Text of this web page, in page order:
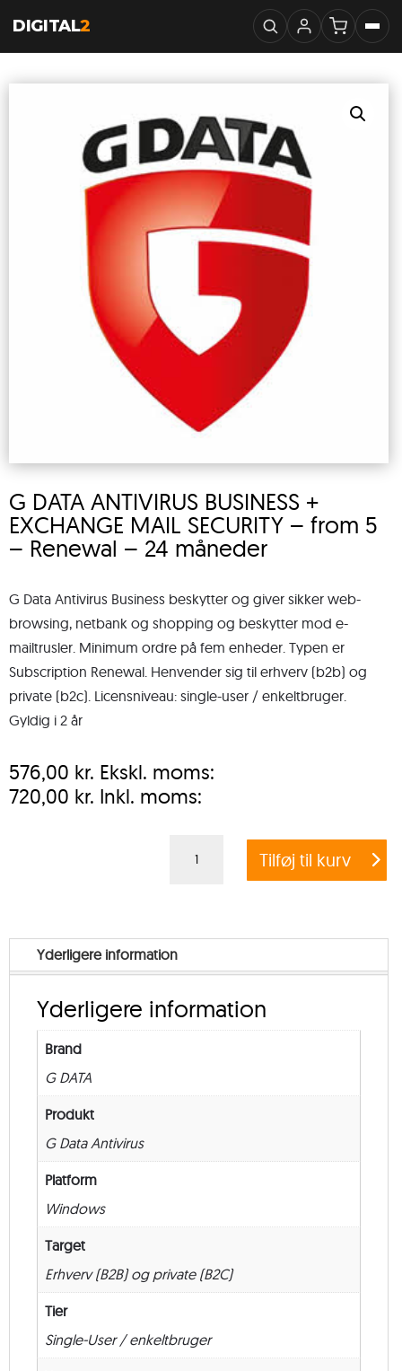
DIGITAL2
G DATA ANTIVIRUS BUSINESS +
EXCHANGE MAIL SECURITY – from 5
– Renewal – 24 måneder
G Data Antivirus Business beskytter og giver sikker web-
browsing, netbank og shopping og beskytter mod e-
mailtrusler. Minimum ordre på fem enheder. Typen er
Subscription Renewal. Henvender sig til erhverv (b2b) og
private (b2c). Licensniveau: single-user / enkeltbruger.
Gyldig i 2 år
576,00 kr. Ekskl. moms:
720,00 kr. Inkl. moms:
+
EXCHANGE
SECURITY
–
Tilføj til kurv
Yderligere information
Yderligere information
Brand
G DATA
Produkt
G Data Antivirus
Platform
Windows
Target
Erhverv (B2B) og private (B2C)
Tier
Single-User / enkeltbruger